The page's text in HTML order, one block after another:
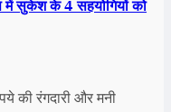
सुकेश के 4 सहयोगियों को
की रंगदारी और मनी